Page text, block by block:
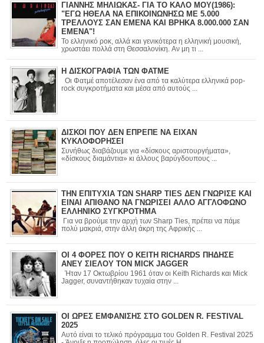
ΓΙΑΝΝΗΣ ΜΗΛΙΩΚΑΣ- ΓΙΑ ΤΟ ΚΑΛΟ ΜΟΥ(1986):
"ΕΓΩ ΗΘΕΛΑ ΝΑ ΕΠΙΚΟΙΝΩΝΗΣΩ ΜΕ 5.000
ΤΡΕΛΛΟΥΣ ΣΑΝ ΕΜΕΝΑ ΚΑΙ ΒΡΗΚΑ 8.000.000 ΣΑΝ
ΕΜΕΝΑ"!
Το ελληνικό ροκ, αλλά και γενικότερα η ελληνική μουσική,
χρωστάει πολλά στη Θεσσαλονίκη. Αν μη τι ...
Η ΔΙΣΚΟΓΡΑΦΙΑ ΤΩΝ ΦΑΤΜΕ
Οι Φατμέ αποτέλεσαν ένα από τα καλύτερα ελληνικά pop-
rock συγκροτήματα και μέσα από αυτούς ...
ΔΙΣΚΟΙ ΠΟΥ ΔΕΝ ΕΠΡΕΠΕ ΝΑ ΕΙΧΑΝ
ΚΥΚΛΟΦΟΡΗΣΕΙ
Συνήθως διαβάζουμε για «δίσκους αριστουργήματα»,
«δίσκους διαμάντια» κι άλλους βαρύγδουπους ...
ΤΗΝ ΕΠΙΤΥΧΙΑ ΤΩΝ SHARP TIES ΔΕΝ ΓΝΩΡΙΣΕ ΚΑΙ
ΕΙΝΑΙ ΑΠΙΘΑΝΟ ΝΑ ΓΝΩΡΙΣΕΙ ΑΛΛΟ ΑΓΓΛΟΦΩΝΟ
ΕΛΛΗΝΙΚΟ ΣΥΓΚΡΟΤΗΜΑ
Για να βρούμε την αρχή των Sharp Ties, πρέπει να πάμε
πολύ μακριά, στην άλλη άκρη της Αφρικής ...
ΟΙ 4 ΦΟΡΕΣ ΠΟΥ Ο KEITH RICHARDS ΠΗΔΗΣΕ
ΑΝΕΥ ΣΙΕΛΟΥ ΤΟΝ MICK JAGGER
Ήταν 17 Οκτωβρίου 1961 όταν οι Keith Richards και Mick
Jagger, συναντήθηκαν τυχαία στην ...
ΟΙ ΩΡΕΣ ΕΜΦΑΝΙΣΗΣ ΣΤΟ GOLDEN R. FESTIVAL
2025
Αυτό είναι το τελικό πρόγραμμα του Golden R. Festival 2025